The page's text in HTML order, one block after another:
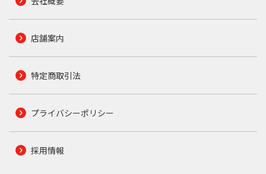
店舗案内
特定商取引法
プライバシーポリシー
採用情報